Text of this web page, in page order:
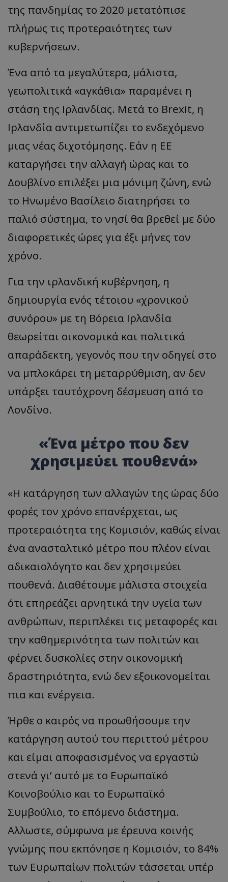
της πανδημίας το 2020 μετατόπισε
πλήρως τις προτεραιότητες των
κυβερνήσεων.
Ένα από τα μεγαλύτερα, μάλιστα,
γεωπολιτικά «αγκάθια» παραμένει η
στάση της Ιρλανδίας. Μετά το Brexit, η
Ιρλανδία αντιμετωπίζει το ενδεχόμενο
μιας νέας διχοτόμησης. Εάν η ΕΕ
καταργήσει την αλλαγή ώρας και το
Δουβλίνο επιλέξει μια μόνιμη ζώνη, ενώ
το Ηνωμένο Βασίλειο διατηρήσει το
παλιό σύστημα, το νησί θα βρεθεί με δύο
διαφορετικές ώρες για έξι μήνες τον
χρόνο.
Για την ιρλανδική κυβέρνηση, η
δημιουργία ενός τέτοιου «χρονικού
συνόρου» με τη Βόρεια Ιρλανδία
θεωρείται οικονομικά και πολιτικά
απαράδεκτη, γεγονός που την οδηγεί στο
να μπλοκάρει τη μεταρρύθμιση, αν δεν
υπάρξει ταυτόχρονη δέσμευση από το
Λονδίνο.
«Ένα μέτρο που δεν
χρησιμεύει πουθενά»
«Η κατάργηση των αλλαγών της ώρας δύο
φορές τον χρόνο επανέρχεται, ως
προτεραιότητα της Κομισιόν, καθώς είναι
ένα ανασταλτικό μέτρο που πλέον είναι
αδικαιολόγητο και δεν χρησιμεύει
πουθενά. Διαθέτουμε μάλιστα στοιχεία
ότι επηρεάζει αρνητικά την υγεία των
ανθρώπων, περιπλέκει τις μεταφορές και
την καθημερινότητα των πολιτών και
φέρνει δυσκολίες στην οικονομική
δραστηριότητα, ενώ δεν εξοικονομείται
πια και ενέργεια.
Ήρθε ο καιρός να προωθήσουμε την
κατάργηση αυτού του περιττού μέτρου
και είμαι αποφασισμένος να εργαστώ
στενά γι’ αυτό με το Ευρωπαϊκό
Κοινοβούλιο και το Ευρωπαϊκό
Συμβούλιο, το επόμενο διάστημα.
Αλλωστε, σύμφωνα με έρευνα κοινής
γνώμης που εκπόνησε η Κομισιόν, το 84%
των Ευρωπαίων πολιτών τάσσεται υπέρ